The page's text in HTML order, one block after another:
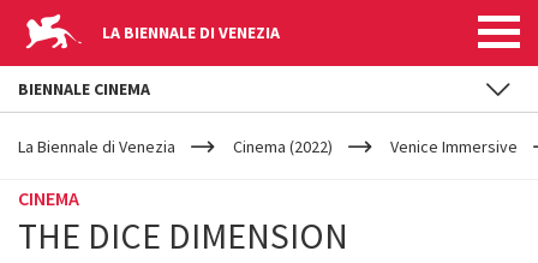
LA BIENNALE DI VENEZIA
YOUR
ARE
La Biennale di Venezia Cinema (2022) Venice Immersive
CINEMA
THE DICE DIMENSION
BIENNALE CINEMA